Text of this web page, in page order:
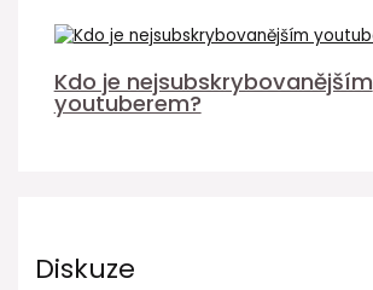
Kdo je nejsubskrybovanějším
youtuberem?
Diskuze